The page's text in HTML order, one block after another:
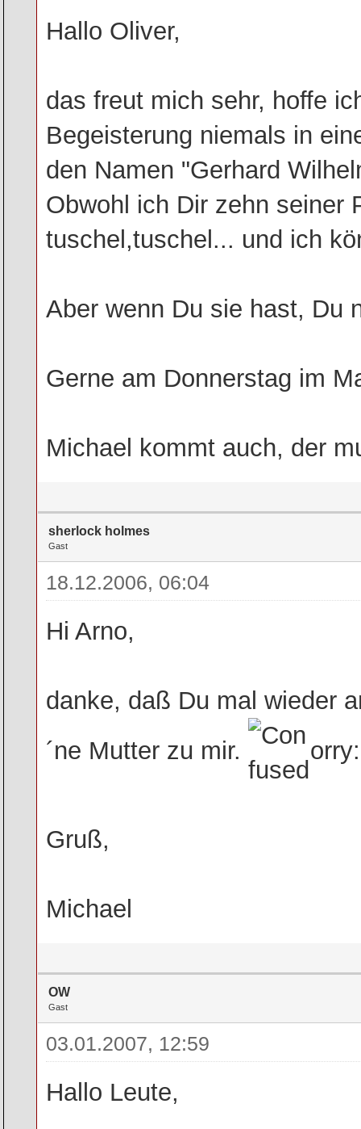
Hallo Oliver,
das freut mich sehr, hoffe
Begeisterung niemals in
den Namen "Gerhard
Obwohl ich Dir zehn seiner
tuschel,tuschel... und ich
Aber wenn Du sie hast, Du
Gerne am Donnerstag im
Michael kommt auch, der
sherlock holmes
Gast
18.12.2006, 06:04
Hi Arno,
danke, daß Du mal wieder
´ne Mutter zu mir.
orry:
Gruß,
Michael
OW
Gast
03.01.2007, 12:59
Hallo Leute,